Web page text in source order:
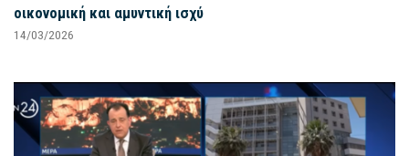
οικονομική και αμυντική ισχύ
14/03/2026